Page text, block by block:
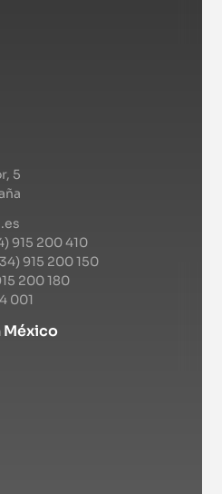
5
915 200 410
915 200 150
200 180
001
México